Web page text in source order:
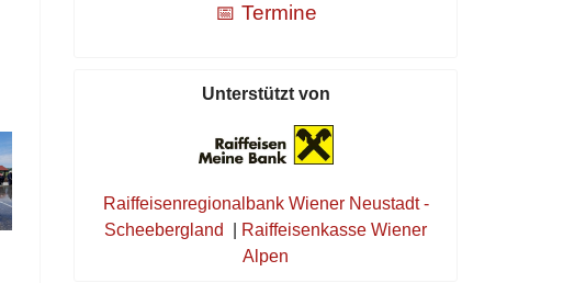
📅 Termine
Unterstützt von
Raiffeisenregionalbank Wiener Neustadt -
Scheebergland
Raiffeisenkasse Wiener
Alpen